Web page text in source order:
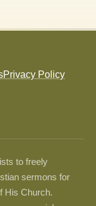
Privacy Policy
to freely
sermons for
His Church.